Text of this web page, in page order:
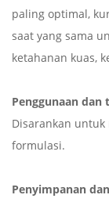
paling optimal,
saat yang sama
ketahanan kuas,
Penggunaan dan
Disarankan untuk
formulasi.
Penyimpanan